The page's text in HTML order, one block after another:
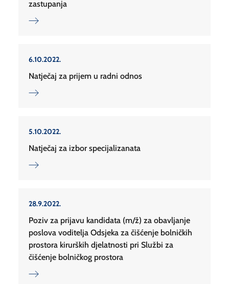
zastupanja
6.10.2022.
Natječaj za prijem u radni odnos
5.10.2022.
Natječaj za izbor specijalizanata
28.9.2022.
Poziv za prijavu kandidata (m/ž) za obavljanje
poslova voditelja Odsjeka za čišćenje bolničkih
prostora kirurških djelatnosti pri Službi za
čišćenje bolničkog prostora